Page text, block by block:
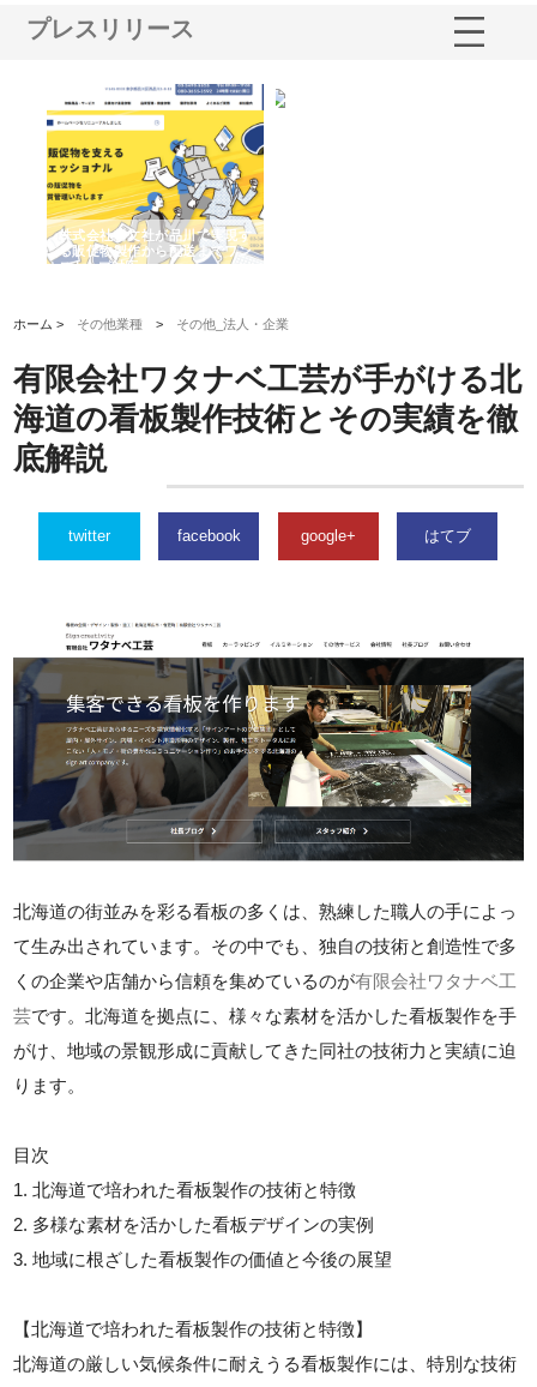
プレスリリース
株式会社耕文社が品川で実現す
る販促物製作から配送までワン
ストップ対応
ホーム > その他業種 > その他_法人・企業
有限会社ワタナベ工芸が手がける北
海道の看板製作技術とその実績を徹
底解説
twitter facebook google+ はてブ
北海道の街並みを彩る看板の多くは、熟練した職人の手によっ
て生み出されています。その中でも、独自の技術と創造性で多
くの企業や店舗から信頼を集めているのが有限会社ワタナベ工
芸です。北海道を拠点に、様々な素材を活かした看板製作を手
がけ、地域の景観形成に貢献してきた同社の技術力と実績に迫
ります。
目次
1. 北海道で培われた看板製作の技術と特徴
2. 多様な素材を活かした看板デザインの実例
3. 地域に根ざした看板製作の価値と今後の展望
【北海道で培われた看板製作の技術と特徴】
北海道の厳しい気候条件に耐えうる看板製作には、特別な技術